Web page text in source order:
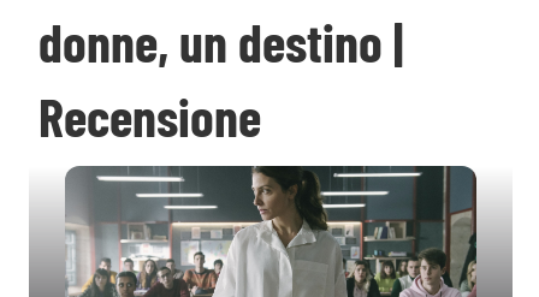
donne, un destino |
Recensione